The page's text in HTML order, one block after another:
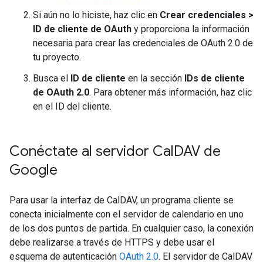
Si aún no lo hiciste, haz clic en Crear credenciales >
ID de cliente de OAuth y proporciona la información
necesaria para crear las credenciales de OAuth 2.0 de
tu proyecto.
Busca el ID de cliente en la sección IDs de cliente
de OAuth 2.0. Para obtener más información, haz clic
en el ID del cliente.
Conéctate al servidor CalDAV de
Google
Para usar la interfaz de CalDAV, un programa cliente se
conecta inicialmente con el servidor de calendario en uno
de los dos puntos de partida. En cualquier caso, la conexión
debe realizarse a través de HTTPS y debe usar el
esquema de autenticación OAuth 2.0. El servidor de CalDAV